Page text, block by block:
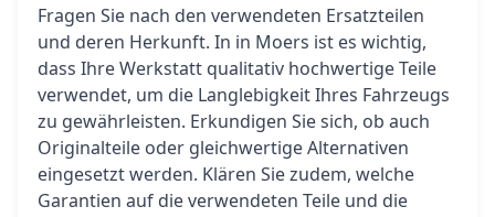
Fragen Sie nach den verwendeten Ersatzteilen
und deren Herkunft. In in Moers ist es wichtig,
dass Ihre Werkstatt qualitativ hochwertige Teile
verwendet, um die Langlebigkeit Ihres Fahrzeugs
zu gewährleisten. Erkundigen Sie sich, ob auch
Originalteile oder gleichwertige Alternativen
eingesetzt werden. Klären Sie zudem, welche
Garantien auf die verwendeten Teile und die